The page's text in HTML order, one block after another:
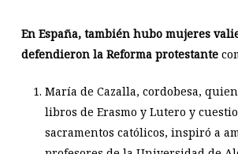
En España, también hubo mujeres
defendieron la Reforma protestante
María de Cazalla, cordobesa,
libros de Erasmo y Lutero y
sacramentos católicos, inspiró a